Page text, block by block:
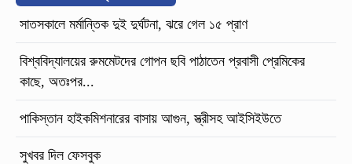
সাতসকালে মর্মান্তিক দুই দুর্ঘটনা, ঝরে গেল ১৫ প্রাণ
বিশ্ববিদ্যালয়ের রুমমেটদের গোপন ছবি পাঠাতেন প্রবাসী প্রেমিকের
কাছে, অতঃপর...
পাকিস্তান হাইকমিশনারের বাসায় আগুন, স্ত্রীসহ আইসিইউতে
সুখবর দিল ফেসবুক